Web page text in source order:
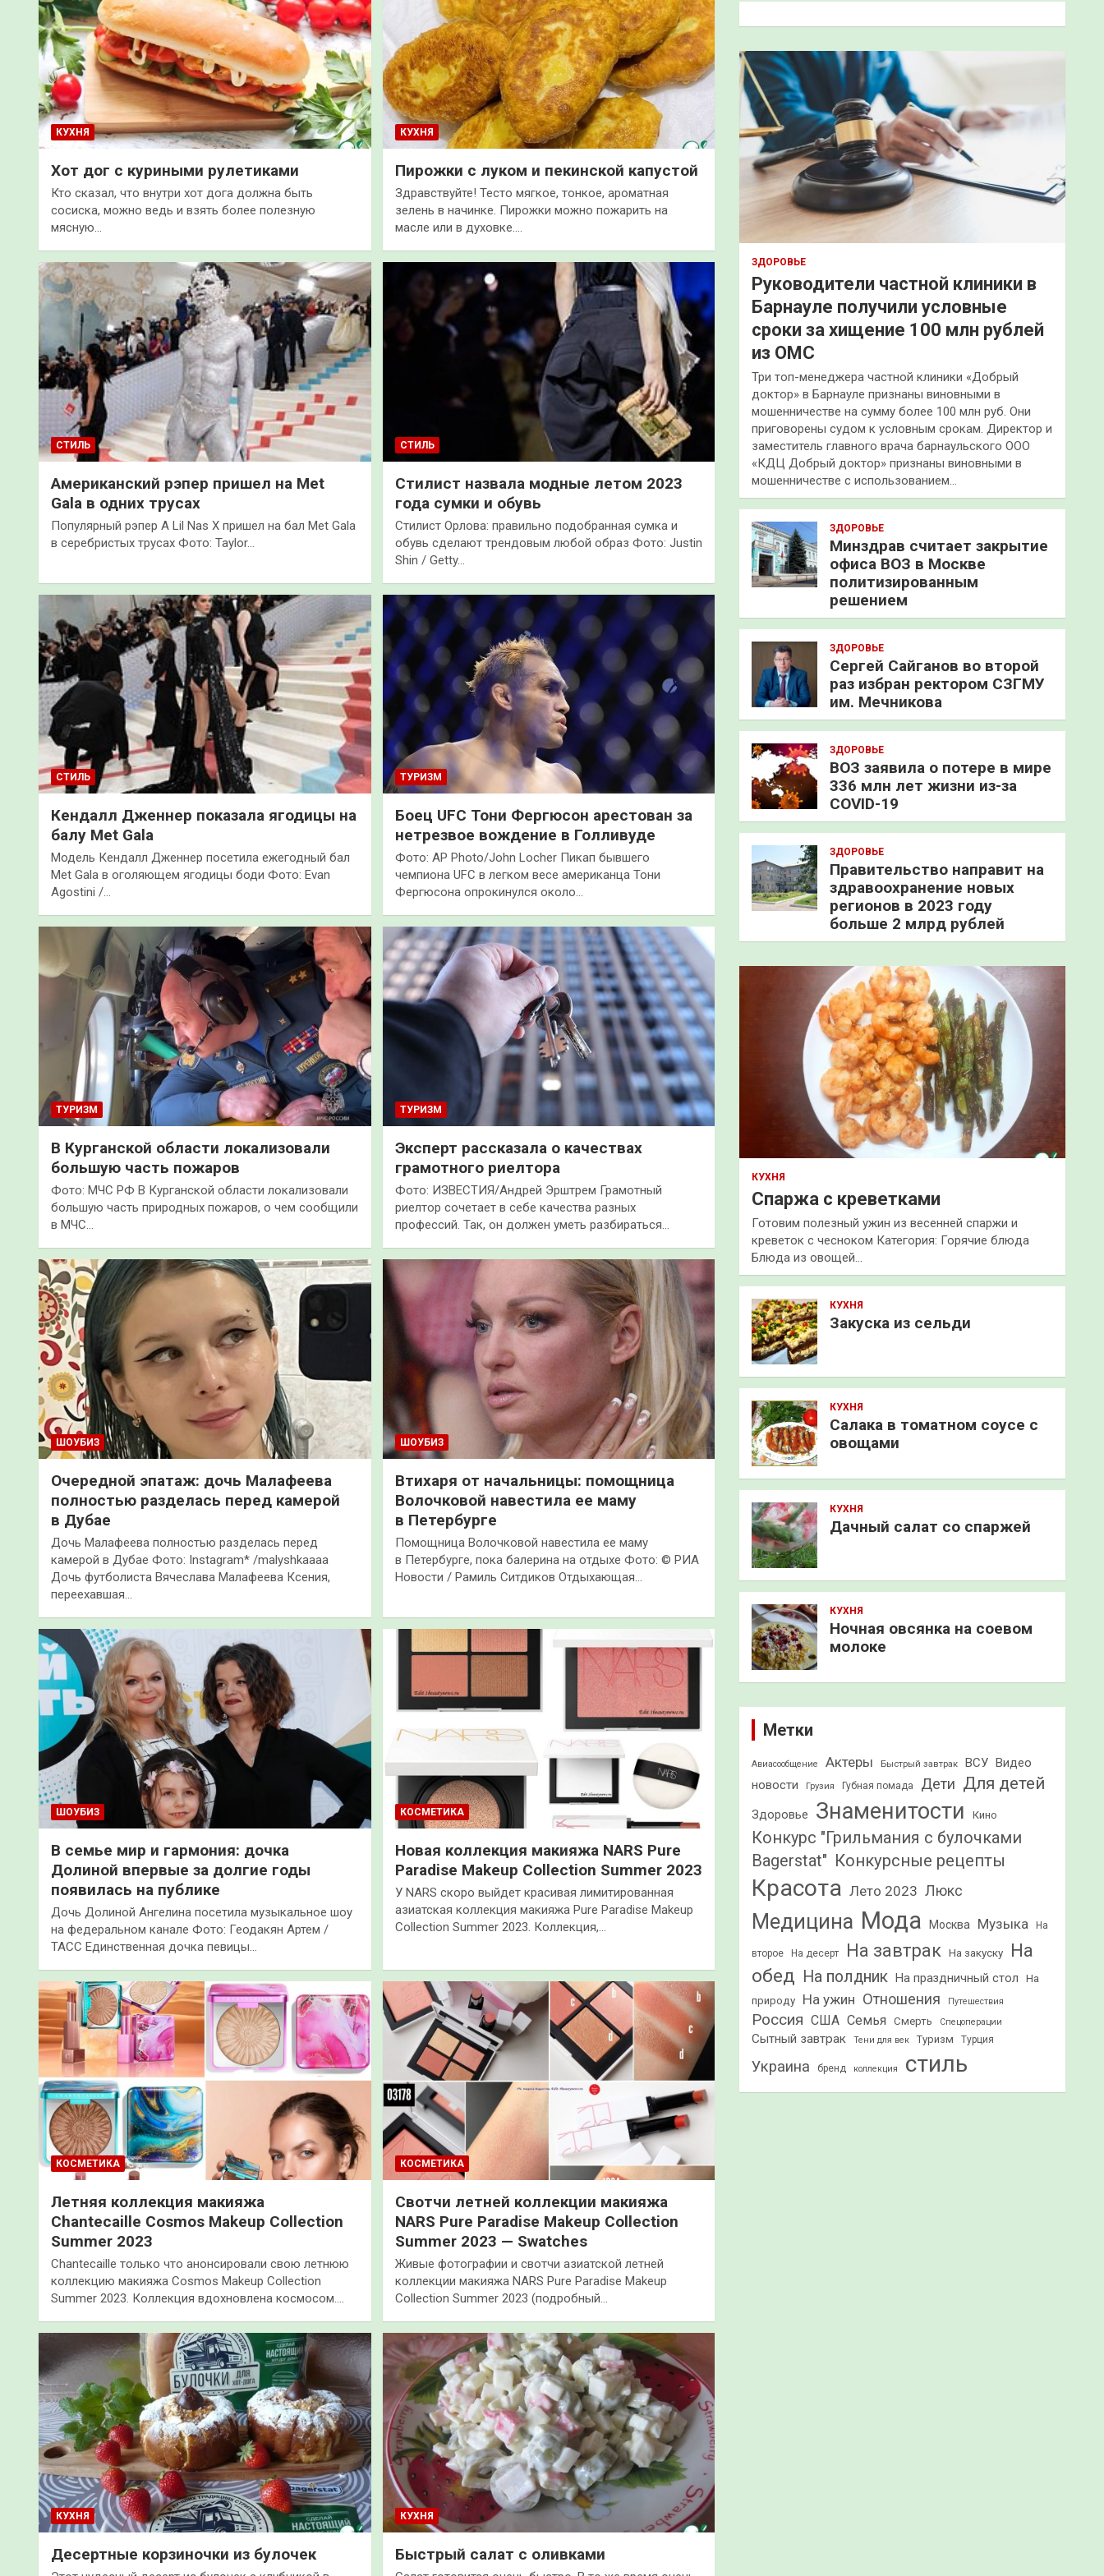
КУХНЯ
Хот дог с куриными рулетиками
Кто сказал, что внутри хот дога должна быть
сосиска, можно ведь и взять более полезную
мясную…
КУХНЯ
Пирожки с луком и пекинской капустой
Здравствуйте! Тесто мягкое, тонкое, ароматная
зелень в начинке. Пирожки можно пожарить на
масле или в духовке.…
СТИЛЬ
Американский рэпер пришел на Met
Gala в одних трусах
Популярный рэпер А Lil Nas X пришел на бал Met Gala
в серебристых трусах Фото: Taylor…
СТИЛЬ
Стилист назвала модные летом 2023
года сумки и обувь
Стилист Орлова: правильно подобранная сумка и
обувь сделают трендовым любой образ Фото: Justin
Shin / Getty…
СТИЛЬ
Кендалл Дженнер показала ягодицы на
балу Met Gala
Модель Кендалл Дженнер посетила ежегодный бал
Met Gala в оголяющем ягодицы боди Фото: Evan
Agostini /…
ТУРИЗМ
Боец UFC Тони Фергюсон арестован за
нетрезвое вождение в Голливуде
Фото: AP Photo/John Locher Пикап бывшего
чемпиона UFC в легком весе американца Тони
Фергюсона опрокинулся около…
ТУРИЗМ
В Курганской области локализовали
большую часть пожаров
Фото: МЧС РФ В Курганской области локализовали
большую часть природных пожаров, о чем сообщили
в МЧС…
ТУРИЗМ
Эксперт рассказала о качествах
грамотного риелтора
Фото: ИЗВЕСТИЯ/Андрей Эрштрем Грамотный
риелтор сочетает в себе качества разных
профессий. Так, он должен уметь разбираться…
ШОУБИЗ
Очередной эпатаж: дочь Малафеева
полностью разделась перед камерой
в Дубае
Дочь Малафеева полностью разделась перед
камерой в Дубае Фото: Instagram* /malyshkaaaa
Дочь футболиста Вячеслава Малафеева Ксения,
переехавшая…
ШОУБИЗ
Втихаря от начальницы: помощница
Волочковой навестила ее маму
в Петербурге
Помощница Волочковой навестила ее маму
в Петербурге, пока балерина на отдыхе Фото: © РИА
Новости / Рамиль Ситдиков Отдыхающая…
ШОУБИЗ
В семье мир и гармония: дочка
Долиной впервые за долгие годы
появилась на публике
Дочь Долиной Ангелина посетила музыкальное шоу
на федеральном канале Фото: Геодакян Артем /
ТАСС Единственная дочка певицы…
КОСМЕТИКА
Новая коллекция макияжа NARS Pure
Paradise Makeup Collection Summer 2023
У NARS скоро выйдет красивая лимитированная
азиатская коллекция макияжа Pure Paradise Makeup
Collection Summer 2023. Коллекция,…
КОСМЕТИКА
Летняя коллекция макияжа
Chantecaille Cosmos Makeup Collection
Summer 2023
Chantecaille только что анонсировали свою летнюю
коллекцию макияжа Cosmos Makeup Collection
Summer 2023. Коллекция вдохновлена космосом.…
КОСМЕТИКА
Свотчи летней коллекции макияжа
NARS Pure Paradise Makeup Collection
Summer 2023 — Swatches
Живые фотографии и свотчи азиатской летней
коллекции макияжа NARS Pure Paradise Makeup
Collection Summer 2023 (подробный…
КУХНЯ
Десертные корзиночки из булочек
КУХНЯ
Быстрый салат с оливками
к
ЗДОРОВЬЕ
Руководители частной клиники в
Барнауле получили условные
сроки за хищение 100 млн рублей
из ОМС
Три топ-менеджера частной клиники «Добрый
доктор» в Барнауле признаны виновными в
мошенничестве на сумму более 100 млн руб. Они
приговорены судом к условным срокам. Директор и
заместитель главного врача барнаульского ООО
«КДЦ Добрый доктор» признаны виновными в
мошенничестве с использованием…
ЗДОРОВЬЕ
Минздрав считает закрытие
офиса ВОЗ в Москве
политизированным
решением
ЗДОРОВЬЕ
Сергей Сайганов во второй
раз избран ректором СЗГМУ
им. Мечникова
ЗДОРОВЬЕ
ВОЗ заявила о потере в мире
336 млн лет жизни из-за
COVID-19
ЗДОРОВЬЕ
Правительство направит на
здравоохранение новых
регионов в 2023 году
больше 2 млрд рублей
КУХНЯ
Спаржа с креветками
Готовим полезный ужин из весенней спаржи и
креветок с чесноком Категория: Горячие блюда
Блюда из овощей…
КУХНЯ
Закуска из сельди
КУХНЯ
Салака в томатном соусе с
овощами
КУХНЯ
Дачный салат со спаржей
КУХНЯ
Ночная овсянка на соевом
молоке
Метки
Авиасообщение Актеры Быстрый завтрак ВСУ Видео
новости
Грузия Губная помада Дети Для детей
Здоровье Знаменитости Кино
Конкурс "Грильмания с булочками
Bagerstat" Конкурсные рецепты
Красота Лето 2023 Люкс
Медицина Мода Москва Музыка На
второе На десерт На завтрак На закуску
На
обед На полдник На праздничный стол
На
природу
На ужин Отношения Путешествия
Россия США Семья Смерть Спецоперации
Сытный завтрак Тени для век Туризм Турция
Украина бренд коллекция стиль